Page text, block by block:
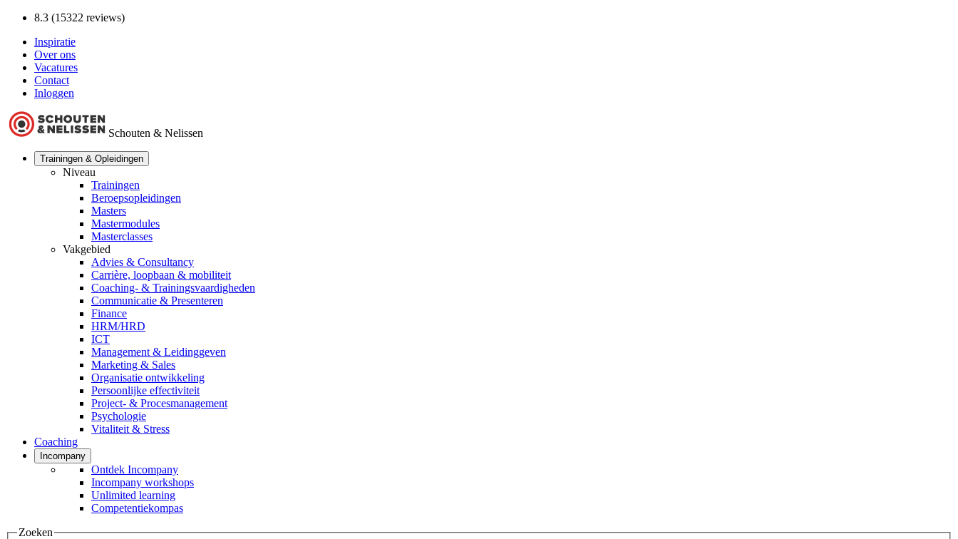
8.3 (15322 reviews)
Inspiratie
Over ons
Vacatures
Contact
Inloggen
Schouten & Nelissen
Trainingen & Opleidingen
Niveau
Trainingen
Beroepsopleidingen
Masters
Mastermodules
Masterclasses
Vakgebied
Advies & Consultancy
Carrière, loopbaan & mobiliteit
Coaching- & Trainingsvaardigheden
Communicatie & Presenteren
Finance
HRM/HRD
ICT
Management & Leidinggeven
Marketing & Sales
Organisatie ontwikkeling
Persoonlijke effectiviteit
Project- & Procesmanagement
Psychologie
Vitaliteit & Stress
Coaching
Incompany
Ontdek Incompany
Incompany workshops
Unlimited learning
Competentiekompas
Zoeken